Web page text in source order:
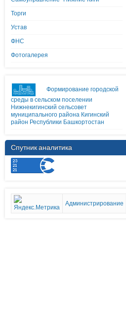
Торги
Устав
ФНС
Фотогалерея
Формирование городской
среды в сельском поселении
Нижнекигинский сельсовет
муниципального района Кигинский
район Республики Башкортостан
Спутник аналитика
Администрирование